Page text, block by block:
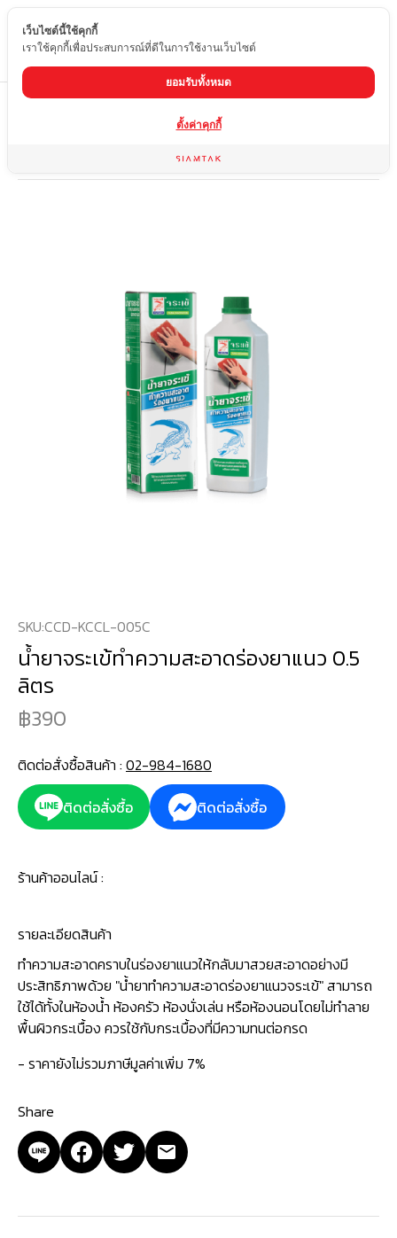
TH
ผลิตภัณฑ์สำหรับผิวหน้าหินและอุปกรณ์เสริม
SKU:CCD-KCCL-005C
น้ำยาจระเข้ทำความสะอาดร่องยาแนว 0.5
ลิตร
390
ติดต่อสั่งซื้อสินค้า : 02-984-1680
ติดต่อสั่งซื้อ
ติดต่อสั่งซื้อ
ร้านค้าออนไลน์ :
รายละเอียดสินค้า
ทำความสะอาดคราบในร่องยาแนวให้กลับมาสวยสะอาดอย่างมี
ประสิทธิภาพด้วย "น้ำยาทำความสะอาดร่องยาแนวจระเข้" สามารถ
ใช้ได้ทั้งในห้องน้ำ ห้องครัว ห้องนั่งเล่น หรือห้องนอนโดยไม่ทำลาย
พื้นผิวกระเบื้อง ควรใช้กับกระเบื้องที่มีความทนต่อกรด
- ราคายังไม่รวมภาษีมูลค่าเพิ่ม 7%
Share
เว็บไซต์นี้ใช้คุกกี้
เราใช้คุกกี้เพื่อประสบการณ์ที่ดีในการใช้งานเว็บไซต์
ยอมรับทั้งหมด
ตั้งค่าคุกกี้